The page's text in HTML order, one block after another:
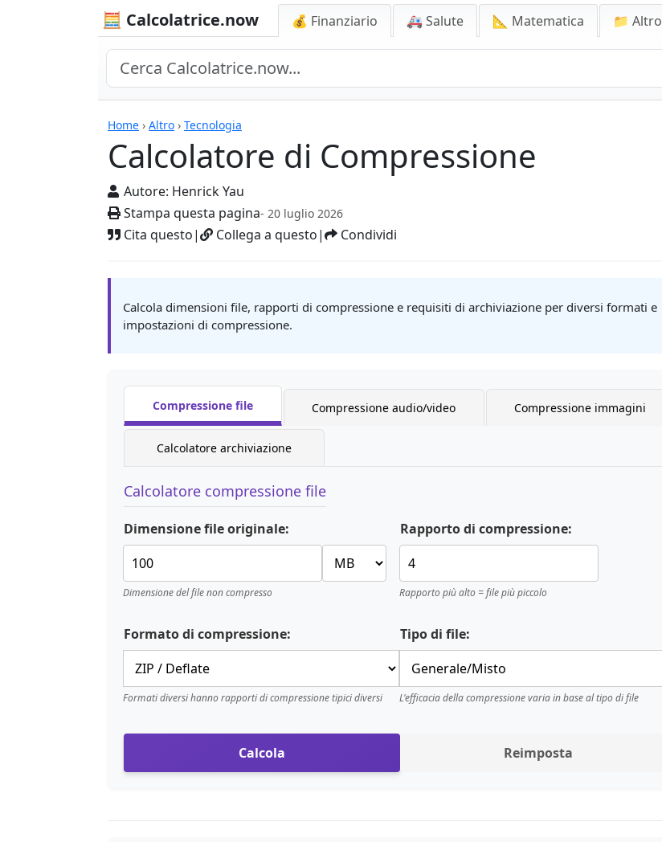
🧮 Calcolatrice.now 💰 Finanziario 🚑 Salute 📐 Matematica 📁 Altro
Home › Altro › Tecnologia
Calcolatore di Compressione
Autore: Henrick Yau
Stampa questa pagina- 20 luglio 2026
Cita questo| Collega a questo| Condividi
Calcolatrici
Calcola dimensioni file, rapporti di compressione e requisiti di archiviazione per diversi formati e
impostazioni di compressione.
Compressione file Compressione audio/video Compressione immagini
Calcolatore archiviazione
Calcolatore compressione file
Dimensione file originale:
Dimensione del file non compresso
Rapporto di compressione:
Rapporto più alto = file più piccolo
Formato di compressione:
Formati diversi hanno rapporti di compressione tipici diversi
Tipo di file:
L'efficacia della compressione varia in base al tipo di file
Calcola Reimposta